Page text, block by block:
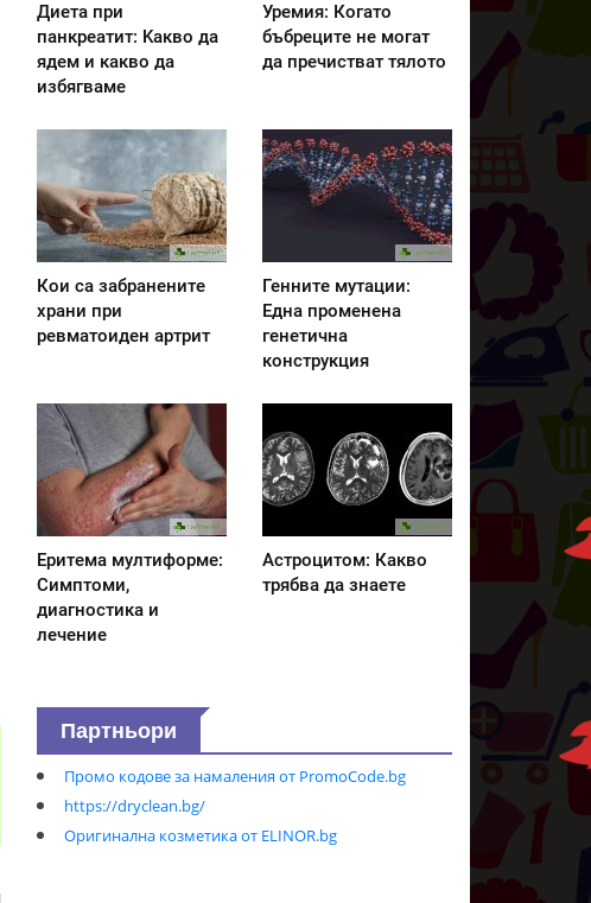
Диета при
панкреатит: Kакво да
ядем и какво да
избягваме
Уремия: Когато
бъбреците не могат
да пречистват тялото
Кои са забранените
храни при
ревматоиден артрит
Генните мутации:
Една променена
генетична
конструкция
Еритема мултиформе:
Симптоми,
диагностика и
лечение
Астроцитом: Какво
трябва да знаете
Партньори
Промо кодове за намаления от PromoCode.bg
https://dryclean.bg/
Оригинална козметика от ELINOR.bg